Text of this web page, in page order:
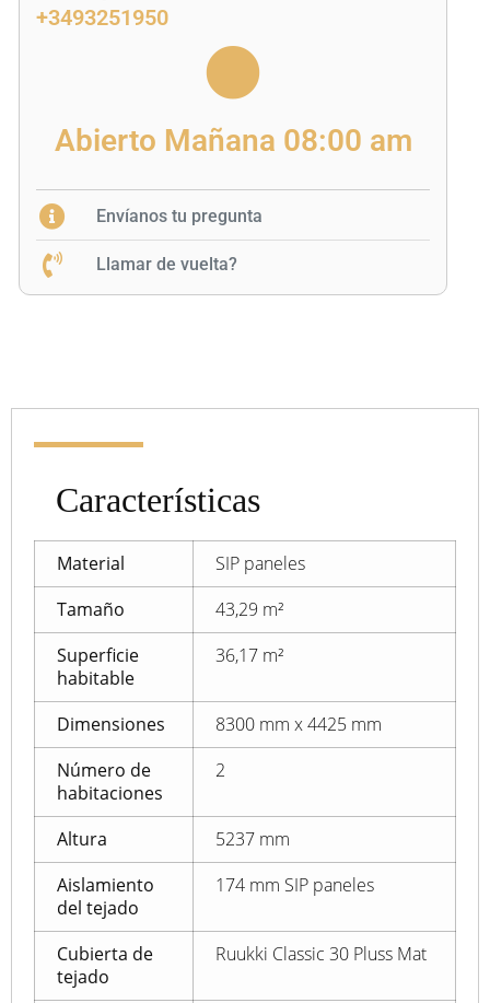
+3493251950
Abierto Mañana 08:00 am
Envíanos tu pregunta
Llamar de vuelta?
Características
Material
SIP paneles
Tamaño
43,29 m²
Superficie
habitable
36,17 m²
Dimensiones
8300 mm x 4425 mm
Número de
habitaciones
2
Altura
5237 mm
Aislamiento
del tejado
174 mm SIP paneles
Cubierta de
tejado
Ruukki Classic 30 Pluss Mat